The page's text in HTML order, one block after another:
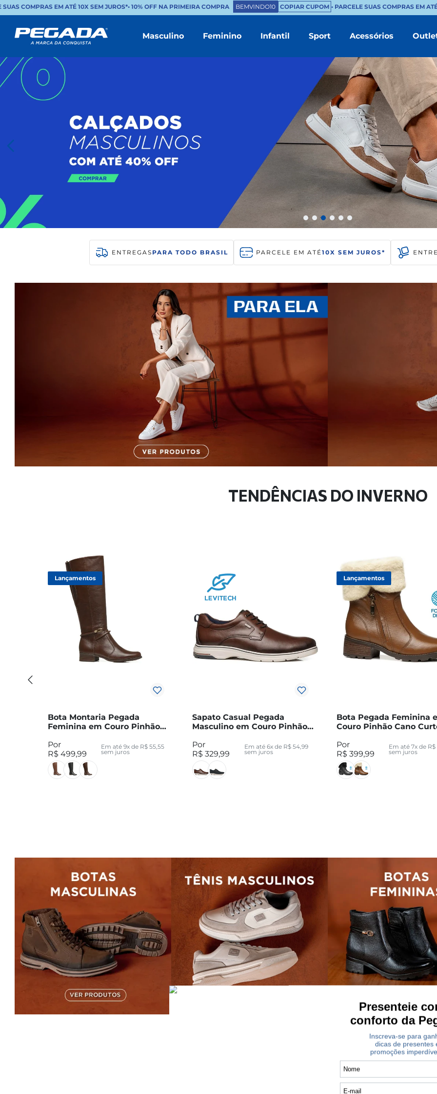
EM ATÉ 10X SEM JUROS*•10% OFF NA PRIMEIRA COMPRA BEMVINDO10 COPIAR CUPOM • PARCELE SUAS COMPRAS EM ATÉ 10X
Masculino Feminino Infantil Sport Acessórios
ENTREGAS PARA TODO BRASIL PARCELE EM ATÉ10X SEM JUROS*
TENDÊNCIAS DO INVERNO
Lançamentos
Bota Montaria Pegada
Feminina em Couro Pinhão
R$ 499,99
Em até 9x de R$ 55, 55
sem juros
Sapato Casual Pegada
Masculino em Couro Pinhão
R$ 329,99
Em até 6x de R$ 54, 99
sem juros
Lançamentos
Bota Pegada Feminina
Couro Pinhão Cano
R$ 399,99
Em até7x de R$
sem juros
OFERTAS IMPERDÍVEIS
tenis feminino
mocassim
chinelo masculino
sandalia masculino